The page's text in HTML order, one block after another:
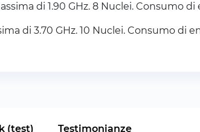
di 1.90 GHz. 8 Nuclei. Consumo di
di 3.70 GHz. 10 Nuclei. Consumo di
(test) Testimonianze